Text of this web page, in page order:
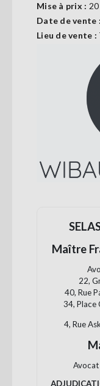
S'abonner
Mise à prix :
Date de vente :
Lieu de vente :
Maître
22,
40, Rue
34, Place
4, Rue
Avocat